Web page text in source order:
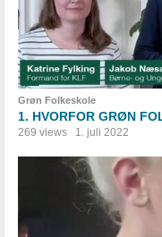
Grøn Folkeskole
1. HVORFOR GRØN
269 views 1. juli 2022